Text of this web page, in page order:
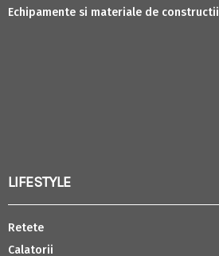
Echipamente si materiale de constructii
LIFESTYLE
Retete
Calatorii